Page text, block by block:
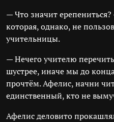
— Что значит
которая, однако, не
учительницы.
— Нечего учителю
шустрее, иначе мы до
прочтём. Афелис, начни
единственный, кто не
Афелис деловито